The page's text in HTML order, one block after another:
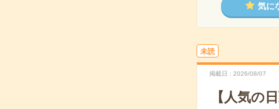
気に
未読
掲載日 2026/08/07
【人気の